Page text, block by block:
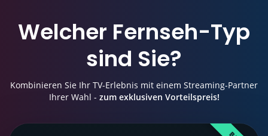
Welcher Fernseh-Typ
sind Sie?
Kombinieren Sie Ihr TV-Erlebnis mit einem Streaming-Partner
Ihrer Wahl - zum exklusiven Vorteilspreis!